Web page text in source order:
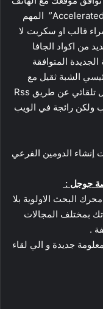
او ما يًسمي بـ “AMP” او “Accelerated Mobile Pages” المهم
قالب او سكربت لا
من اكواد الجافا
المتوافقة
الشبة ثقيل مع
الموقع الجديد الفرعي ونشر المواضيع بشكل تلقائي عن طريق Rss
ولكن رائجة في الويب
الدومين الفرعي
البحث الاولوية بلا
بمختلف المجالات
.
جديدة و الي لقاء